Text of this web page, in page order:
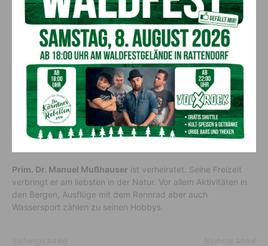
sowohl für Patienten, die wohnortnah betreut werden können,
als auch für die Mitarbeiter im LKH Laas, deren Arbeit sehr
abwechslungsreich ist und ein breites Spektrum der Medizin
abbildet.Gleichzeitig können Entscheidungen sehr rasch
getroffen werden, da die Hierarchien flach gehalten sind
man zwischen den unterschiedlichen Berufsgruppen sehr
effizient arbeitet.„Das zeichnet unser Haus und ist ein
Vorteil gegenüber einem größeren Krankenhaus“, so
Mußhauser.
Abseits des Berufs
Prim. Dr. Manuel Mußhauser ist verheiratet. Seine Freizeit
verbringt er am liebsten in der Natur. Vor allem Aktivitäten in
den Bergen, Ausflüge mit dem Rennrad aber auch
Wassersport zählen zu seinen Hobbys.